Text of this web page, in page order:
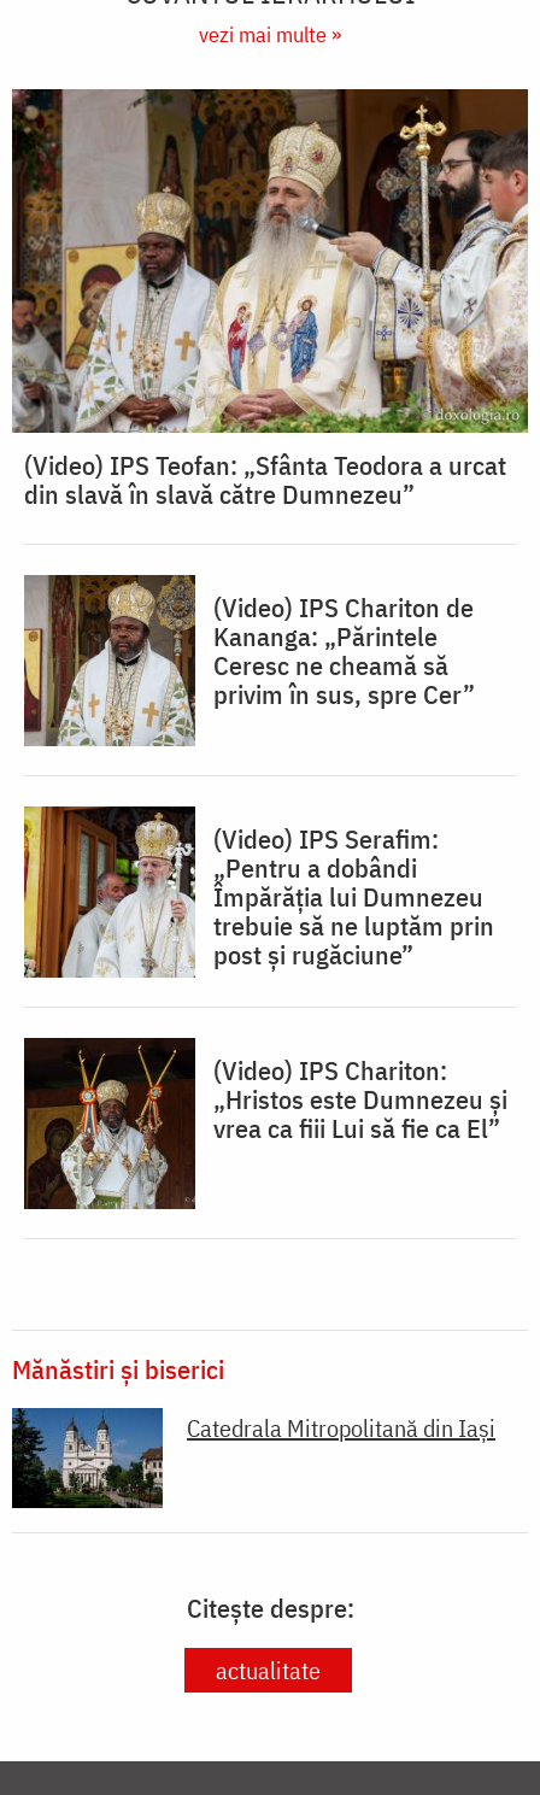
vezi mai multe »
(Video) IPS Teofan: „Sfânta Teodora a urcat
din slavă în slavă către Dumnezeu”
(Video) IPS Chariton de
Kananga: „Părintele
Ceresc ne cheamă să
privim în sus, spre Cer”
(Video) IPS Serafim:
„Pentru a dobândi
Împărăția lui Dumnezeu
trebuie să ne luptăm prin
post și rugăciune”
(Video) IPS Chariton:
„Hristos este Dumnezeu și
vrea ca fiii Lui să fie ca El”
Mănăstiri și biserici
Catedrala Mitropolitană din Iaşi
Citește despre:
actualitate